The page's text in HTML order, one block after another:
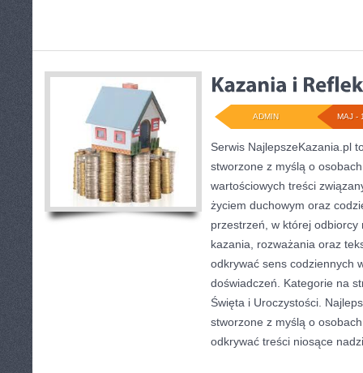
MAJ -
ADMIN
Serwis NajlepszeKazania.pl
stworzone z myślą o
wartościowych treści
życiem duchowym oraz
przestrzeń, w której
kazania, rozważania oraz
odkrywać sens codziennych
doświadczeń. Kategorie na
Święta i Uroczystości.
stworzone z myślą o
odkrywać treści niosące